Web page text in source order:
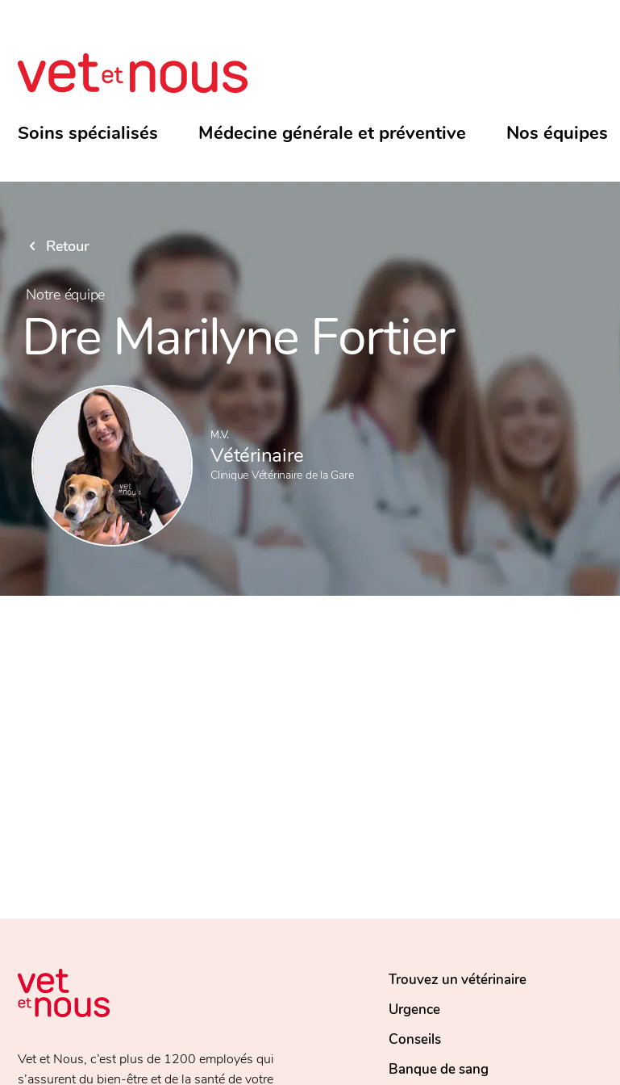
Soins spécialisés Médecine générale et préventive Nos équipes
Retour
Notre équipe
Dre Marilyne Fortier
M.V.
Vétérinaire
Clinique Vétérinaire de la Gare
Vet et Nous, c’est plus de 1200 employés qui
s’assurent du bien-être et de la santé de votre
Trouvez un vétérinaire
Urgence
Conseils
Banque de sang